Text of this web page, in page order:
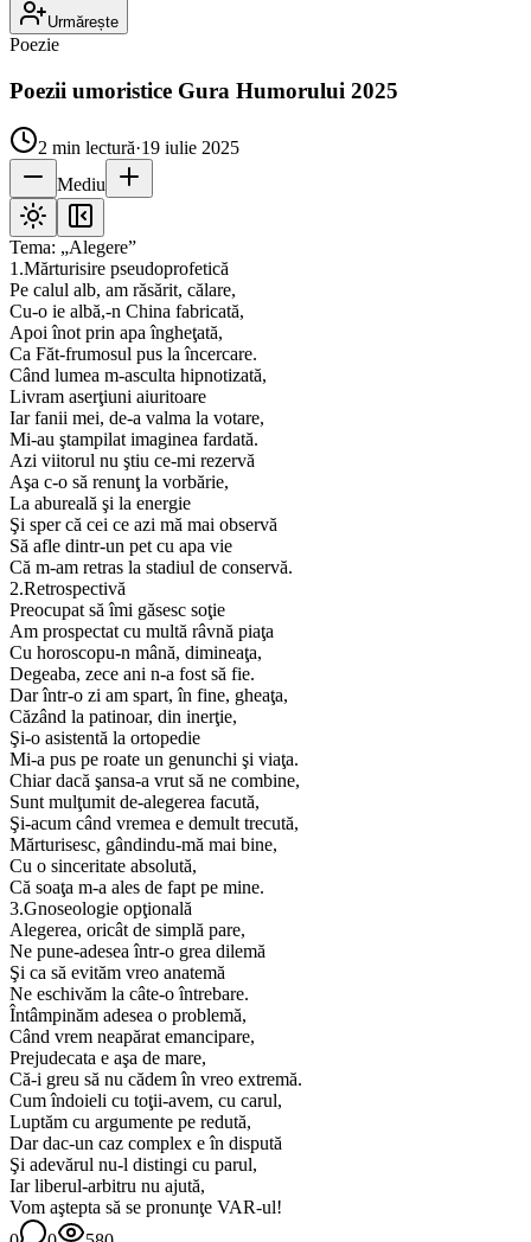
Urmărește
Poezie
Poezii umoristice Gura Humorului 2025
2 min lectură·19 iulie 2025
Mediu
Tema: „Alegere”
1.Mărturisire pseudoprofetică
Pe calul alb, am răsărit, călare,
Cu-o ie albă,-n China fabricată,
Apoi înot prin apa îngheţată,
Ca Făt-frumosul pus la încercare.
Când lumea m-asculta hipnotizată,
Livram aserţiuni aiuritoare
Iar fanii mei, de-a valma la votare,
Mi-au ştampilat imaginea fardată.
Azi viitorul nu ştiu ce-mi rezervă
Aşa c-o să renunţ la vorbărie,
La abureală şi la energie
Şi sper că cei ce azi mă mai observă
Să afle dintr-un pet cu apa vie
Că m-am retras la stadiul de conservă.
2.Retrospectivă
Preocupat să îmi găsesc soţie
Am prospectat cu multă râvnă piaţa
Cu horoscopu-n mână, dimineaţa,
Degeaba, zece ani n-a fost să fie.
Dar într-o zi am spart, în fine, gheaţa,
Căzând la patinoar, din inerţie,
Şi-o asistentă la ortopedie
Mi-a pus pe roate un genunchi şi viaţa.
Chiar dacă şansa-a vrut să ne combine,
Sunt mulţumit de-alegerea facută,
Şi-acum când vremea e demult trecută,
Mărturisesc, gândindu-mă mai bine,
Cu o sinceritate absolută,
Că soaţa m-a ales de fapt pe mine.
3.Gnoseologie opţională
Alegerea, oricât de simplă pare,
Ne pune-adesea într-o grea dilemă
Şi ca să evităm vreo anatemă
Ne eschivăm la câte-o întrebare.
Întâmpinăm adesea o problemă,
Când vrem neapărat emancipare,
Prejudecata e aşa de mare,
Că-i greu să nu cădem în vreo extremă.
Cum îndoieli cu toţii-avem, cu carul,
Luptăm cu argumente pe redută,
Dar dac-un caz complex e în dispută
Şi adevărul nu-l distingi cu parul,
Iar liberul-arbitru nu ajută,
Vom aştepta să se pronunţe VAR-ul!